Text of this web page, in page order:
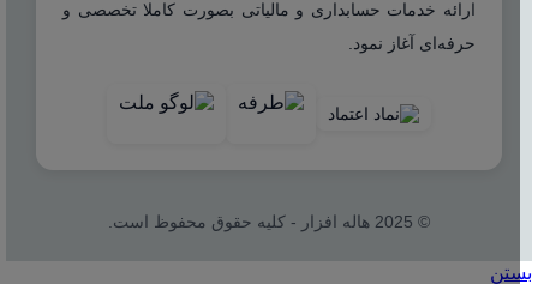
ارائه خدمات حسابداری و مالیاتی بصورت کاملا تخصصی و
حرفه‌ای آغاز نمود.
© 2025 هاله افزار - کلیه حقوق محفوظ است.
بستن